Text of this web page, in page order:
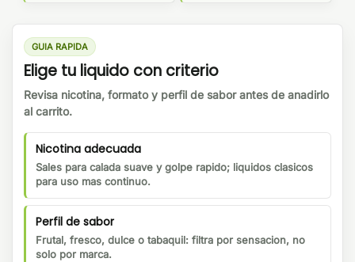
GUIA RAPIDA
Elige tu liquido con criterio
Revisa nicotina, formato y perfil de sabor antes de anadirlo
al carrito.
Nicotina adecuada
Sales para calada suave y golpe rapido; liquidos clasicos
para uso mas continuo.
Perfil de sabor
Frutal, fresco, dulce o tabaquil: filtra por sensacion, no
solo por marca.